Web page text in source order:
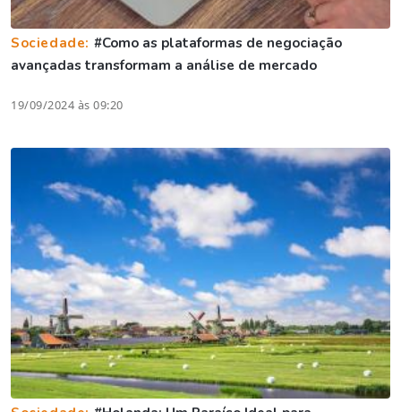
Sociedade: #Como as plataformas de negociação
avançadas transformam a análise de mercado
19/09/2024 às 09:20